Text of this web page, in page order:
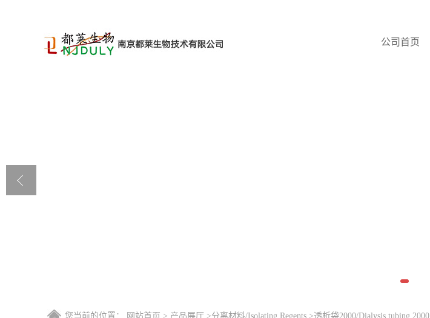
公司首页
公司首页
联系方式
您当前的位置： 网站首页 > 产品展厅 >分离材料/Isolating Regents >透析袋2000/Dialysis tubing 2000